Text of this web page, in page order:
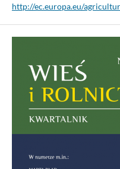
http://ec.europa.eu/